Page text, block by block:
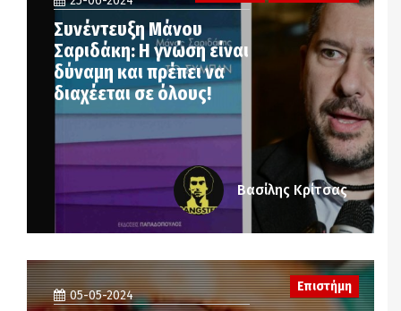
Συνέντευξη Μάνου
Σαριδάκη: Η γνώση είναι
δύναμη και πρέπει να
διαχέεται σε όλους!
Βασίλης Κρίτσας
05-05-2024
Επιστήμη